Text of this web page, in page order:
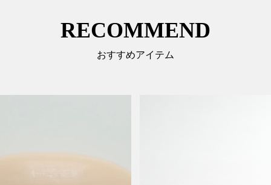
RECOMMEND
おすすめアイテム